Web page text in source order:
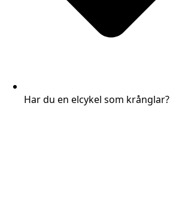
Har du en elcykel som krånglar?